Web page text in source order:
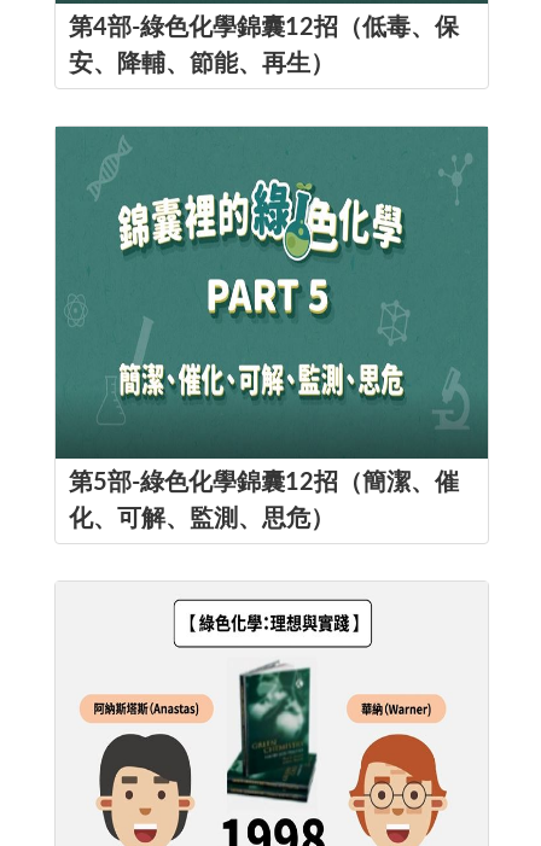
第4部-綠色化學錦囊12招（低毒、保
安、降輔、節能、再生）
第5部-綠色化學錦囊12招（簡潔、催
化、可解、監測、思危）